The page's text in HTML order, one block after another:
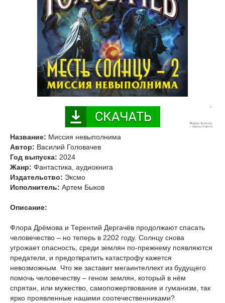
Название: Миссия невыполнима
Автор: Василий Головачев
Год выпуска: 2024
Жанр: Фантастика, аудиокнига
Издательство: Эксмо
Исполнитель: Артем Быков
Описание:
Флора Дрёмова и Терентий Дергачёв продолжают спасать
человечество – но теперь в 2202 году. Солнцу снова
угрожает опасность, среди землян по-прежнему появляются
предатели, и предотвратить катастрофу кажется
невозможным. Что же заставит мегаинтеллект из будущего
помочь человечеству – геном землян, который в нём
спрятан, или мужество, самопожертвование и гуманизм, так
ярко проявленные нашими соотечественниками?